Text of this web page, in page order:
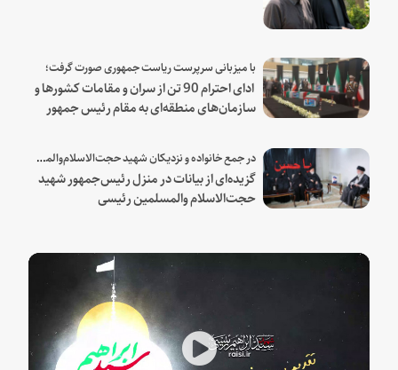
با میزبانی سرپرست ریاست جمهوری صورت گرفت؛
ادای احترام 90 تن از سران و مقامات کشورها و
سازمان‌های منطقه‌ای به مقام رئیس جمهور
در جمع خانواده و نزدیکان شهید حجت‌الاسلام‌والمسلمین رئیسی:
گزیده‌ای از بیانات در منزل رئیس‌جمهور شهید
حجت‌الاسلام والمسلمین رئیسی